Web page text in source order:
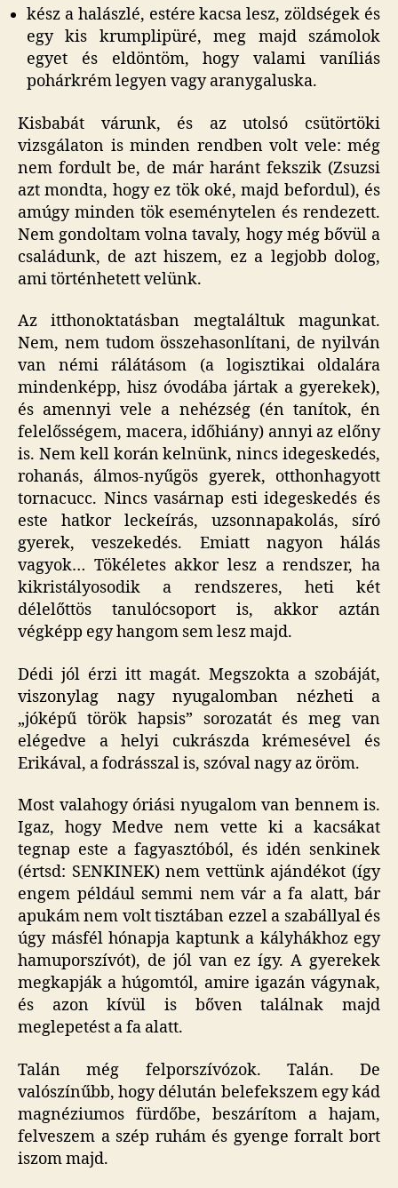
kész a halászlé, estére kacsa lesz, zöldségek és
egy kis krumplipüré, meg majd számolok
egyet és eldöntöm, hogy valami vaníliás
pohárkrém legyen vagy aranygaluska.
Kisbabát várunk, és az utolsó csütörtöki
vizsgálaton is minden rendben volt vele: még
nem fordult be, de már haránt fekszik (Zsuzsi
azt mondta, hogy ez tök oké, majd befordul), és
amúgy minden tök eseménytelen és rendezett.
Nem gondoltam volna tavaly, hogy még bővül a
családunk, de azt hiszem, ez a legjobb dolog,
ami történhetett velünk.
Az itthonoktatásban megtaláltuk magunkat.
Nem, nem tudom összehasonlítani, de nyilván
van némi rálátásom (a logisztikai oldalára
mindenképp, hisz óvodába jártak a gyerekek),
és amennyi vele a nehézség (én tanítok, én
felelősségem, macera, időhiány) annyi az előny
is. Nem kell korán kelnünk, nincs idegeskedés,
rohanás, álmos-nyűgös gyerek, otthonhagyott
tornacucc. Nincs vasárnap esti idegeskedés és
este hatkor leckeírás, uzsonnapakolás, síró
gyerek, veszekedés. Emiatt nagyon hálás
vagyok… Tökéletes akkor lesz a rendszer, ha
kikristályosodik a rendszeres, heti két
délelőttös tanulócsoport is, akkor aztán
végképp egy hangom sem lesz majd.
Dédi jól érzi itt magát. Megszokta a szobáját,
viszonylag nagy nyugalomban nézheti a
„jóképű török hapsis” sorozatát és meg van
elégedve a helyi cukrászda krémesével és
Erikával, a fodrásszal is, szóval nagy az öröm.
Most valahogy óriási nyugalom van bennem is.
Igaz, hogy Medve nem vette ki a kacsákat
tegnap este a fagyasztóból, és idén senkinek
(értsd: SENKINEK) nem vettünk ajándékot (így
engem például semmi nem vár a fa alatt, bár
apukám nem volt tisztában ezzel a szabállyal és
úgy másfél hónapja kaptunk a kályhákhoz egy
hamuporszívót), de jól van ez így. A gyerekek
megkapják a húgomtól, amire igazán vágynak,
és azon kívül is bőven találnak majd
meglepetést a fa alatt.
Talán még felporszívózok. Talán. De
valószínűbb, hogy délután belefekszem egy kád
magnéziumos fürdőbe, beszárítom a hajam,
felveszem a szép ruhám és gyenge forralt bort
iszom majd.